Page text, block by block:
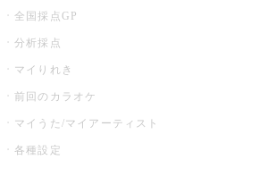
全国採点GP
分析採点
マイりれき
前回のカラオケ
マイうた/マイアーティスト
各種設定